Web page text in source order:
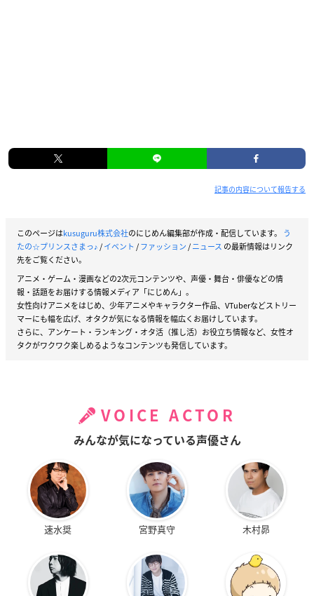
記事の内容について報告する
このページはkusuguru株式会社のにじめん編集部が作成・配信しています。
う
たの☆プリンスさまっ♪/イベント /ファッション/ニュース の最新情報はリンク
先をご覧ください。
アニメ・ゲーム・漫画などの2次元コンテンツや、声優・舞台・俳優などの情
報・話題をお届けする情報メディア「にじめん」。
女性向けアニメをはじめ、少年アニメやキャラクター作品、VTuberなどストリー
マーにも幅を広げ、オタクが気になる情報を幅広くお届けしています。
さらに、アンケート・ランキング・オタ活（推し活）お役立ち情報など、女性オ
タクがワクワク楽しめるようなコンテンツも発信しています。
VOICE ACTOR
みんなが気になっている声優さん
速水奨 宮野真守 木村昴